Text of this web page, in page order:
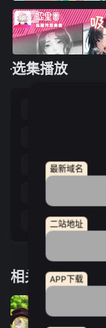
选集播放
第09集
第17集
相关推荐
最新域名
二站地址
APP下载